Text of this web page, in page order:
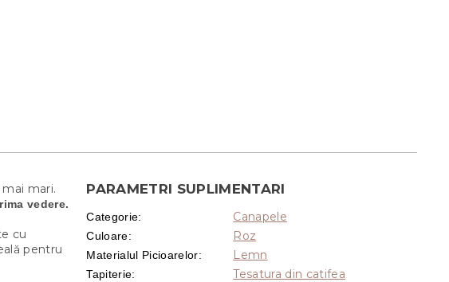
mari.
vedere.
cu
pentru
PARAMETRI SUPLIMENTARI
Categorie: Canapele
Culoare: Roz
Materialul Picioarelor: Lemn
Tapiterie: Tesatura din catifea